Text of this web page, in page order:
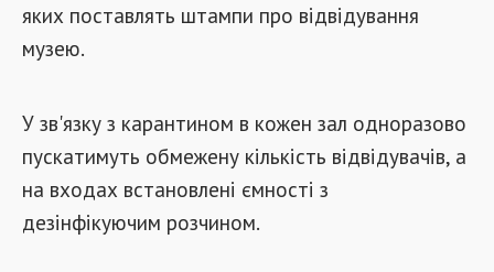
яких поставлять штампи про відвідування
музею.
У зв'язку з карантином в кожен зал одноразово
пускатимуть обмежену кількість відвідувачів, а
на входах встановлені ємності з
дезінфікуючим розчином.